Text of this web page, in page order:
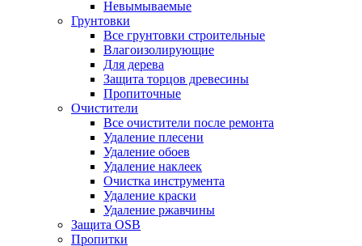
Невымываемые
Грунтовки
Все грунтовки строительные
Влагоизолирующие
Для дерева
Защита торцов древесины
Пропиточные
Очистители
Все очистители после ремонта
Удаление плесени
Удаление обоев
Удаление наклеек
Очистка инструмента
Удаление краски
Удаление ржавчины
Защита OSB
Пропитки